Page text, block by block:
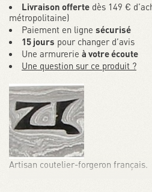
Livraison offerte dès 149 €
métropolitaine)
Paiement en ligne sécurisé
15 jours pour changer d’avis
Une armurerie à votre écoute
Une question sur ce produit ?
Artisan coutelier-forgeron français.